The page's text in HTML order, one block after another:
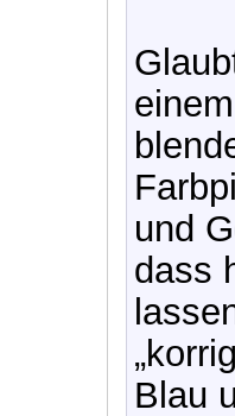
und
dass
Blau